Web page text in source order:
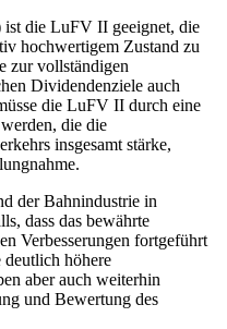
die LuFV II geeignet, die
hochwertigem Zustand zu
zur vollständigen
Dividendenziele auch
die LuFV II durch eine
die die
insgesamt stärke,
der Bahnindustrie in
dass das bewährte
Verbesserungen fortgeführt
deutlich höhere
aber auch weiterhin
und Bewertung des